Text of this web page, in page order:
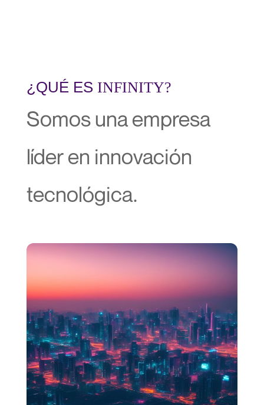
¿QUÉ ESINFINITY?
Somos una empresa
líder en innovación
tecnológica.